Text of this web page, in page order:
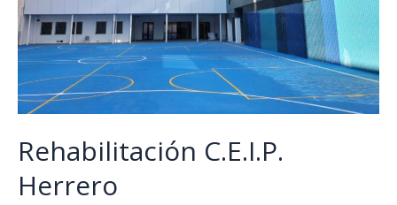
Rehabilitación C.E.I.P.
Herrero